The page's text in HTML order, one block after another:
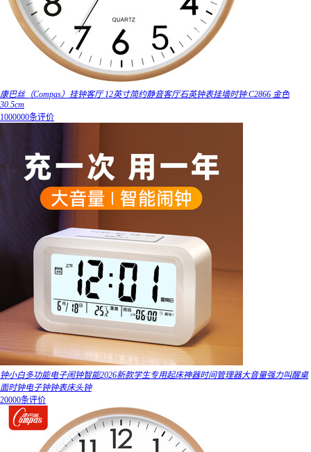
康巴丝（Compas）挂钟客厅 12英寸简约静音客厅石英钟表挂墙时钟 C2866 金色
30.5cm
1000000条评价
钟小白多功能电子闹钟智能2026新款学生专用起床神器时间管理器大音量强力叫醒桌
面时钟电子钟钟表床头钟
20000条评价